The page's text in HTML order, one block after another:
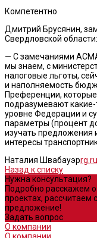
Компетентно
Дмитрий Брусянин,
Свердловской области:
— С замечаниями
мы знаем, с
налоговые льготы,
и наполняемость
Преференции,
подразумевают какие-
уровне Федерации и
параметры (процент
изучать предложения
интересы
Наталия Швабауэрrg.ru
Назад к списку
Нужна консультация?
Подробно расскажем
проектах, рассчитаем
предложение!
Задать вопрос
О компании